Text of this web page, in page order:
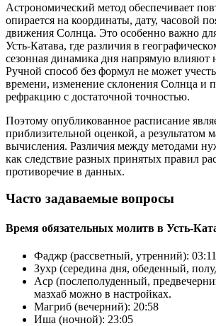
Астрономический метод обеспечивает
опирается на координаты, дату, часовой
движения Солнца. Это особенно важно
Усть-Катава, где различия в
сезонная динамика дня напрямую влияют
Ручной способ без формул не может
времени, изменение склонения Солнца и
рефракцию с достаточной точностью.
Поэтому опубликованное расписание
приблизительной оценкой, а результатом
вычисления. Различия между методами
как следствие разных принятых правил
противоречие в данных.
Часто задаваемые вопросы
Bpeмя oбязaтeльных мoлитв в Усть-
Фaджp (рассветный, утренний): 03:11
Зухp (середина дня, обеденный,
Acp (послеполуденный,
мазхаб можно в настройках.
Maгриб (вечерний): 20:58
Иша (ночной): 23:05